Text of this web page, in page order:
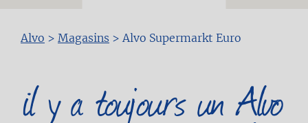
Fil
d'Ariane
Alvo > Magasins > Alvo Supermarkt Euro
il y a toujours un Alvo